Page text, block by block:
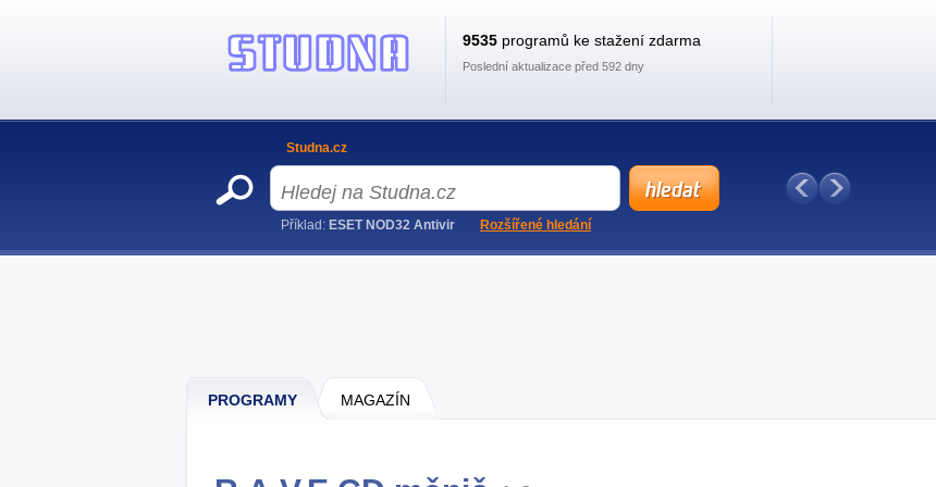
PROGRAMY MAGAZÍN
9535 programů ke stažení zdarma
Poslední aktualizace před 592 dny
Studna.cz
Příklad: ESET NOD32 Antivir Rozšířené hledání